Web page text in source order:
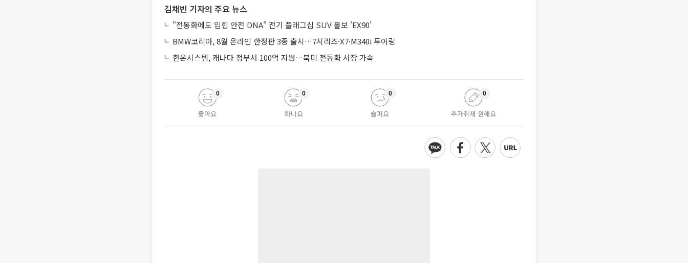
김채빈 기자의 주요 뉴스
"전동화에도 입힌 안전 DNA" 전기 플래그십 SUV 볼보 'EX90'
BMW코리아, 8월 온라인 한정판 3종 출시…7시리즈·X7·M340i 투어링
한온시스템, 캐나다 정부서 100억 지원…북미 전동화 시장 가속
좋아요
0
화나요
0
슬퍼요
0
추가취재 원해요
0